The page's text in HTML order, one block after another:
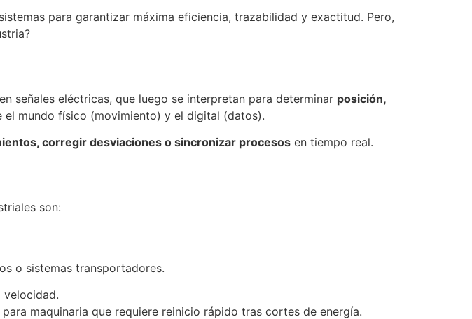
para garantizar máxima eficiencia, trazabilidad y exactitud. Pero,
señales eléctricas, que luego se interpretan para determinar posición,
el mundo físico (movimiento) y el digital (datos).
corregir desviaciones o sincronizar procesos en tiempo real.
son:
o sistemas transportadores.
velocidad.
maquinaria que requiere reinicio rápido tras cortes de energía.